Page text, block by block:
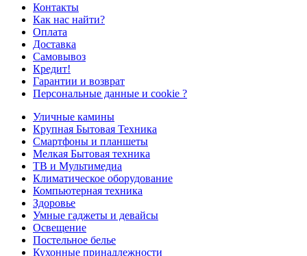
Контакты
Как нас найти?
Оплата
Доставка
Самовывоз
Кредит!
Гарантии и возврат
Персональные данные и cookie ?
Уличные камины
Крупная Бытовая Техника
Смартфоны и планшеты
Мелкая Бытовая техника
ТВ и Мультимедиа
Климатическое оборудование
Компьютерная техника
Здоровье
Умные гаджеты и девайсы
Освещение
Постельное белье
Кухонные принадлежности